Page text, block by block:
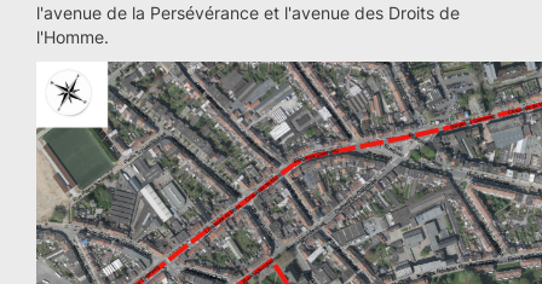
l'avenue de la Persévérance et l'avenue des Droits de
l'Homme.